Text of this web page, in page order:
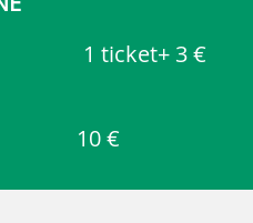
1 ticket+ 3 €
10 €